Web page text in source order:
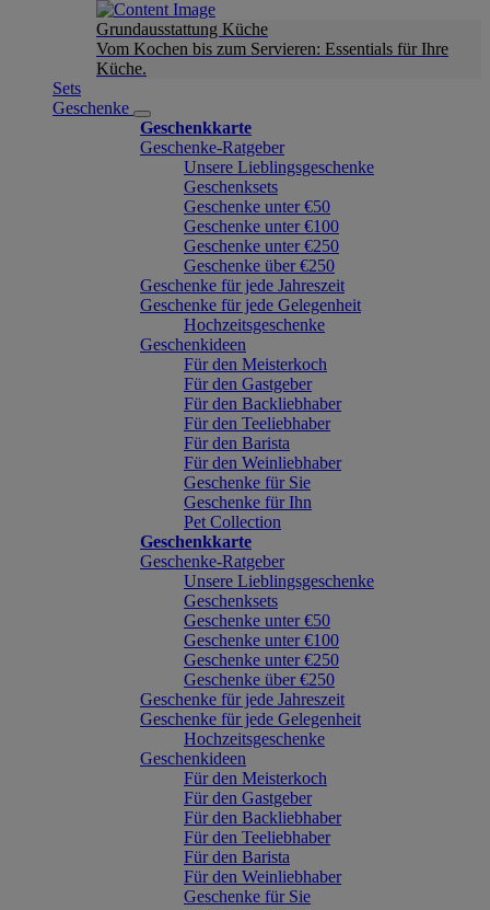
Grundausstattung Küche
Vom Kochen bis zum Servieren: Essentials für Ihre
Küche.
Sets
Geschenke
Geschenkkarte
Geschenke-Ratgeber
Unsere Lieblingsgeschenke
Geschenksets
Geschenke unter €50
Geschenke unter €100
Geschenke unter €250
Geschenke über €250
Geschenke für jede Jahreszeit
Geschenke für jede Gelegenheit
Hochzeitsgeschenke
Geschenkideen
Für den Meisterkoch
Für den Gastgeber
Für den Backliebhaber
Für den Teeliebhaber
Für den Barista
Für den Weinliebhaber
Geschenke für Sie
Geschenke für Ihn
Pet Collection
Geschenkkarte
Geschenke-Ratgeber
Unsere Lieblingsgeschenke
Geschenksets
Geschenke unter €50
Geschenke unter €100
Geschenke unter €250
Geschenke über €250
Geschenke für jede Jahreszeit
Geschenke für jede Gelegenheit
Hochzeitsgeschenke
Geschenkideen
Für den Meisterkoch
Für den Gastgeber
Für den Backliebhaber
Für den Teeliebhaber
Für den Barista
Für den Weinliebhaber
Geschenke für Sie